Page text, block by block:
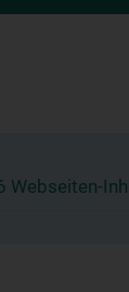
Webseiten-